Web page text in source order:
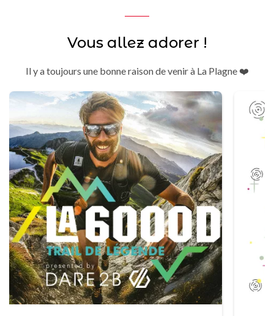
Vous allez adorer !
Il y a toujours une bonne raison de venir à La Plagne ❤️